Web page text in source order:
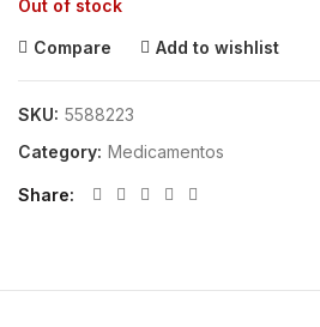
Out of stock
Compare Add to wishlist
SKU: 5588223
Category: Medicamentos
Share